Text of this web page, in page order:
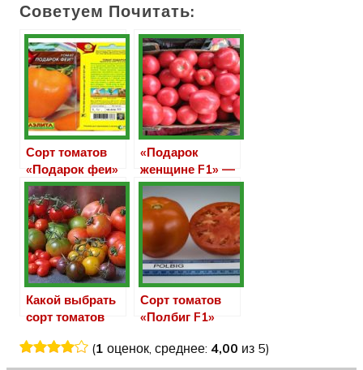
Советуем Почитать:
Сорт томатов
«Подарок феи»
«Подарок
женщине F1» —
гибридный сорт
томатов
Какой выбрать
сорт томатов
Сорт томатов
«Полбиг F1»
(1 оценок, среднее: 4,00 из 5)